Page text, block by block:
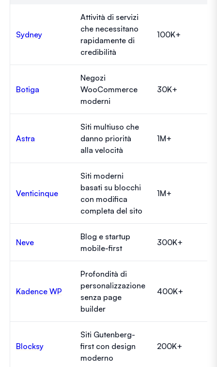
Sydney
Attività di servizi
che necessitano
rapidamente di
credibilità
100K+
Botiga
Negozi
WooCommerce
moderni
30K+
Astra
Siti multiuso che
danno priorità
alla velocità
1M+
Venticinque
Siti moderni
basati su blocchi
con modifica
completa del sito
1M+
Neve
Blog e startup
mobile-first
300K+
Kadence WP
Profondità di
personalizzazione
senza page
builder
400K+
Blocksy
Siti Gutenberg-
first con design
moderno
200K+